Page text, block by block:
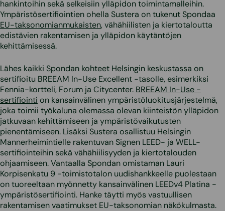
hankintoihin sekä selkeisiin ylläpidon toimintamalleihin.
Ympäristösertifiointien ohella Sustera on tukenut Spondaa
EU-taksonomianmukaisten, vähähiilisten ja kiertotaloutta
edistävien rakentamisen ja ylläpidon käytäntöjen
kehittämisessä.
Lähes kaikki Spondan kohteet Helsingin keskustassa on
sertifioitu BREEAM In-Use Excellent -tasolle, esimerkiksi
Fennia-kortteli, Forum ja Citycenter. BREEAM In-Use -
sertifiointi on kansainvälinen ympäristöluokitusjärjestelmä,
joka toimii työkaluna olemassa olevan kiinteistön ylläpidon
jatkuvaan kehittämiseen ja ympäristövaikutusten
pienentämiseen. Lisäksi Sustera osallistuu Helsingin
Mannerheimintielle rakentuvan Signen LEED- ja WELL-
sertifiointeihin sekä vähähiilisyyden ja kiertotalouden
ohjaamiseen. Vantaalla Spondan omistaman Lauri
Korpisenkatu 9 -toimistotalon uudishankkeelle puolestaan
on tuoreeltaan myönnetty kansainvälinen LEEDv4 Platina -
ympäristösertifiointi. Hanke täytti myös vastuullisen
rakentamisen vaatimukset EU-taksonomian näkökulmasta.